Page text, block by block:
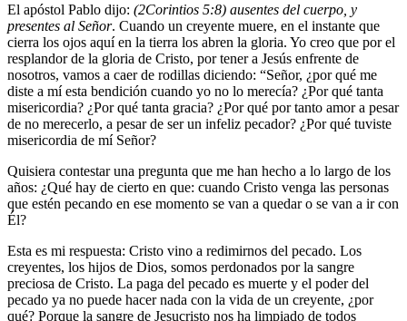
El apóstol Pablo dijo: (2Corintios 5:8) ausentes del cuerpo, y
presentes al Señor. Cuando un creyente muere, en el instante que
cierra los ojos aquí en la tierra los abren la gloria. Yo creo que por el
resplandor de la gloria de Cristo, por tener a Jesús enfrente de
nosotros, vamos a caer de rodillas diciendo: “Señor, ¿por qué me
diste a mí esta bendición cuando yo no lo merecía? ¿Por qué tanta
misericordia? ¿Por qué tanta gracia? ¿Por qué por tanto amor a pesar
de no merecerlo, a pesar de ser un infeliz pecador? ¿Por qué tuviste
misericordia de mí Señor?
Quisiera contestar una pregunta que me han hecho a lo largo de los
años: ¿Qué hay de cierto en que: cuando Cristo venga las personas
que estén pecando en ese momento se van a quedar o se van a ir con
Él?
Esta es mi respuesta: Cristo vino a redimirnos del pecado. Los
creyentes, los hijos de Dios, somos perdonados por la sangre
preciosa de Cristo. La paga del pecado es muerte y el poder del
pecado ya no puede hacer nada con la vida de un creyente, ¿por
qué? Porque la sangre de Jesucristo nos ha limpiado de todos